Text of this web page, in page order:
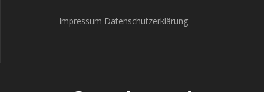
Impressum Datenschutzerklärung